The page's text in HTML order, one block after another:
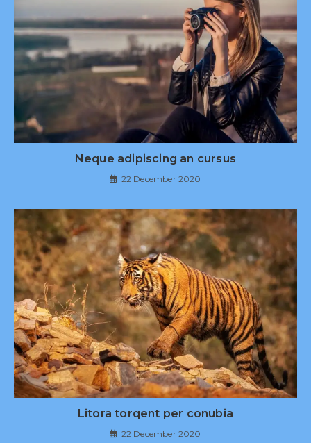
Neque adipiscing an cursus
22 December 2020
Litora torqent per conubia
22 December 2020